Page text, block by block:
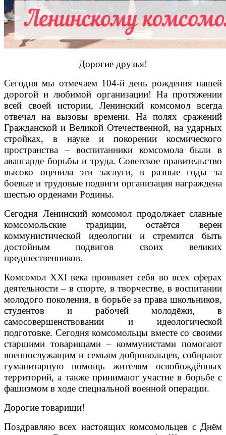
Дорогие друзья!
Сегодня мы отмечаем 104-й день рождения нашей
дорогой и любимой организации! На протяжении
всей своей истории, Ленинский комсомол всегда
отвечал на вызовы времени. На полях сражений
Гражданской и Великой Отечественной, на ударных
стройках, в науке и покорении космического
пространства – воспитанники комсомола были в
авангарде борьбы и труда. Советское правительство
высоко оценила эти заслуги, в разные годы за
боевые и трудовые подвиги организация награждена
шестью орденами Родины.
Сегодня Ленинский комсомол продолжает славные
комсомольские традиции, остаётся верен
коммунистической идеологии и стремится быть
достойным подвигов своих великих
предшественников.
Комсомол XXI века проявляет себя во всех сферах
деятельности – в спорте, в творчестве, в воспитании
молодого поколения, в борьбе за права школьников,
студентов и рабочей молодёжи, в
самосовершенствовании и идеологической
подготовке. Сегодня комсомольцы вместе со своими
старшими товарищами – коммунистами помогают
военнослужащим и семьям добровольцев, собирают
гуманитарную помощь жителям освобождённых
территорий, а также принимают участие в борьбе с
фашизмом в ходе специальной военной операции.
Дорогие товарищи!
Поздравляю всех настоящих комсомольцев с Днём